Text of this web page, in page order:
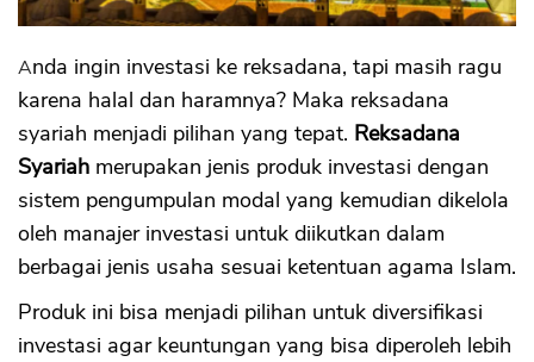
9. Reksadana Terproteksi
Manfaat Reksadana Syariah
Berbasis Pada Prinsip-Prinsip Syariah
Variasi Portofolio Yang Aman
Keuntungan Dan Risiko Seimbang
Kontribusi Pada Pengembangan Ekonomi
Masyarakat
Sistem Pengelolaan Reksadana Syariah
Apa yang Perlu Dipertimbangkan Sebelum
Mulai Berinvestasi?
Cara Memulai Berinvestasi Reksadana
Syariah
Anda ingin investasi ke reksadana, tapi masih ragu
karena halal dan haramnya? Maka reksadana
syariah menjadi pilihan yang tepat. Reksadana
Syariah merupakan jenis produk investasi dengan
sistem pengumpulan modal yang kemudian dikelola
oleh manajer investasi untuk diikutkan dalam
berbagai jenis usaha sesuai ketentuan agama Islam.
Produk ini bisa menjadi pilihan untuk diversifikasi
investasi agar keuntungan yang bisa diperoleh lebih